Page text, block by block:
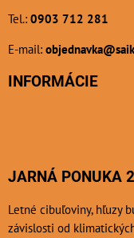
Tel.: 0903 712 281
E-mail:
INFORMÁCIE
JARNÁ PONUKA
Letné cibuľoviny, hľuzy
závislosti od